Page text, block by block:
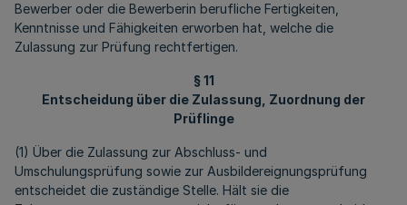
Bewerber oder die Bewerberin berufliche Fertigkeiten,
Kenntnisse und Fähigkeiten erworben hat, welche die
Zulassung zur Prüfung rechtfertigen.
§ 11
Entscheidung über die Zulassung, Zuordnung der
Prüflinge
(1) Über die Zulassung zur Abschluss- und
Umschulungsprüfung sowie zur Ausbildereignungsprüfung
entscheidet die zuständige Stelle. Hält sie die